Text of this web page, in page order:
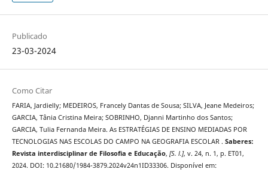
Publicado
23-03-2024
Como Citar
FARIA, Jardielly; MEDEIROS, Francely Dantas de Sousa; SILVA, Jeane Medeiros;
GARCIA, Tânia Cristina Meira; SOBRINHO, Djanni Martinho dos Santos;
GARCIA, Tulia Fernanda Meira. As ESTRATÉGIAS DE ENSINO MEDIADAS POR
TECNOLOGIAS NAS ESCOLAS DO CAMPO NA GEOGRAFIA ESCOLAR . Saberes:
Revista interdisciplinar de Filosofia e Educação, [S. l.], v. 24, n. 1, p. ET01,
2024. DOI: 10.21680/1984-3879.2024v24n1ID33306. Disponível em: